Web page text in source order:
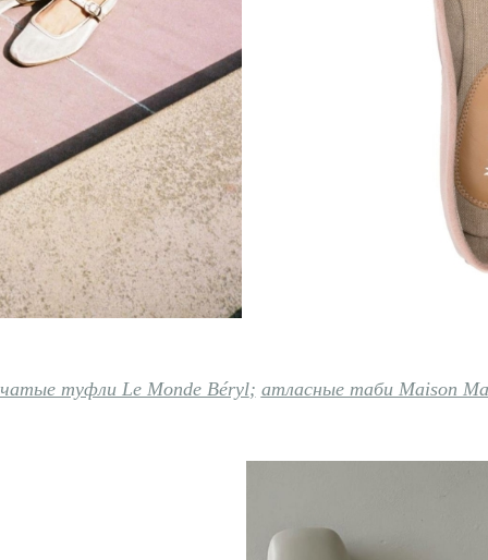
туфли Le Monde Béryl; атласные таби Maison